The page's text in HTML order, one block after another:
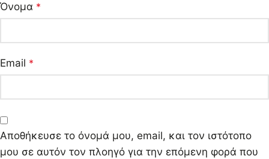
Όνομα *
Email *
Αποθήκευσε το όνομά μου, email, και τον ιστότοπο
μου σε αυτόν τον πλοηγό για την επόμενη φορά που